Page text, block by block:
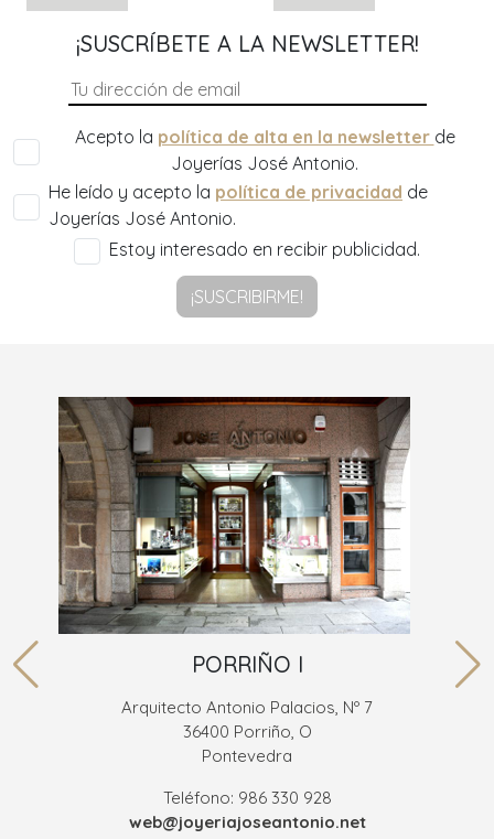
¡SUSCRÍBETE A LA NEWSLETTER!
Acepto la política de alta en la newsletter de
Joyerías José Antonio.
He leído y acepto la política de privacidad de
Joyerías José Antonio.
Estoy interesado en recibir publicidad.
¡SUSCRIBIRME!
PORRIÑO I
Arquitecto Antonio Palacios, Nº 7
36400 Porriño, O
Pontevedra
Teléfono: 986 330 928
web@joyeriajoseantonio.net